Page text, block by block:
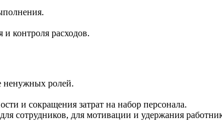
контроля расходов.
ненужных ролей.
и сокращения затрат на набор персонала.
сотрудников, для мотивации и удержания